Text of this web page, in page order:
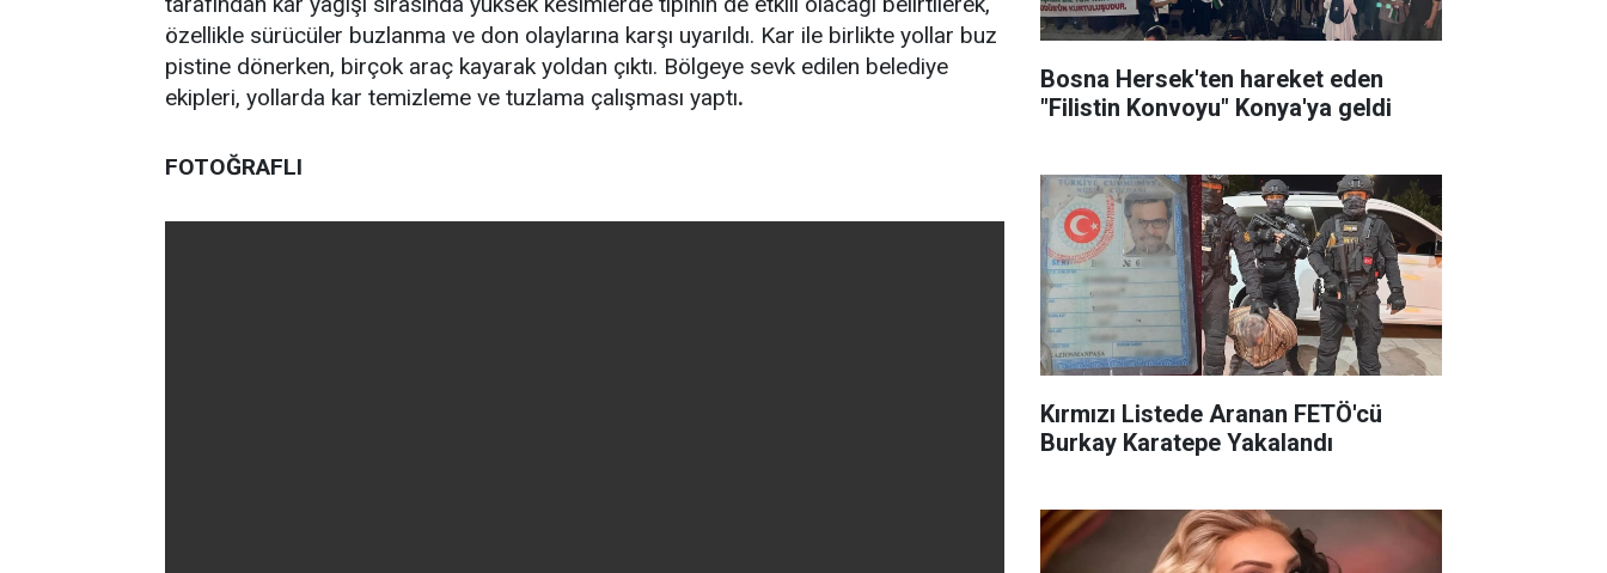
özellikle sürücüler buzlanma ve don olaylarına karşı uyarıldı. Kar ile birlikte yollar buz
pistine dönerken, birçok araç kayarak yoldan çıktı. Bölgeye sevk edilen belediye
ekipleri, yollarda kar temizleme ve tuzlama çalışması yaptı.
FOTOĞRAFLI
Bosna Hersek'ten hareket eden
"Filistin Konvoyu" Konya'ya geldi
Kırmızı Listede Aranan FETÖ'cü
Burkay Karatepe Yakalandı